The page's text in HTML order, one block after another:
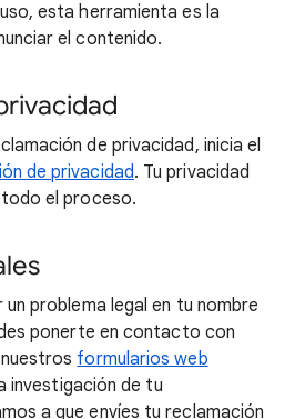
esta herramienta es la
el contenido.
de privacidad, inicia el
de privacidad. Tu privacidad
el proceso.
problema legal en tu nombre
ponerte en contacto con
formularios web
investigación de tu
a que envíes tu reclamación